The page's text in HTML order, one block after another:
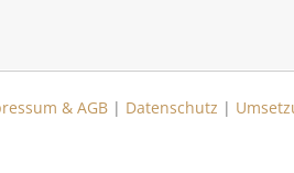
& AGB | Datenschutz |